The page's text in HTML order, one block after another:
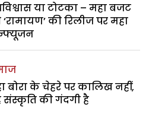
या टोटका – महा बजट
की रिलीज पर महा
बोरा के चेहरे पर कालिख नहीं,
संस्कृति की गंदगी है